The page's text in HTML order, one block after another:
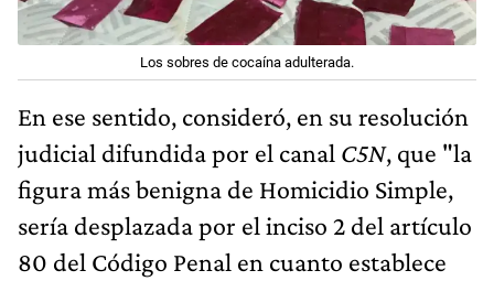
Los sobres de cocaína adulterada.
En ese sentido, consideró, en su resolución
judicial difundida por el canal C5N, que "la
figura más benigna de Homicidio Simple,
sería desplazada por el inciso 2 del artículo
80 del Código Penal en cuanto establece